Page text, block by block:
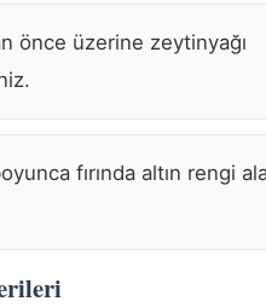
önce üzerine zeytinyağı
fırında altın rengi